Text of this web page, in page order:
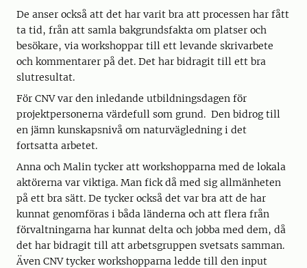
De anser också att det har varit bra att processen har fått
ta tid, från att samla bakgrundsfakta om platser och
besökare, via workshoppar till ett levande skrivarbete
och kommentarer på det. Det har bidragit till ett bra
slutresultat.
För CNV var den inledande utbildningsdagen för
projektpersonerna värdefull som grund. Den bidrog till
en jämn kunskapsnivå om naturvägledning i det
fortsatta arbetet.
Anna och Malin tycker att workshopparna med de lokala
aktörerna var viktiga. Man fick då med sig allmänheten
på ett bra sätt. De tycker också det var bra att de har
kunnat genomföras i båda länderna och att flera från
förvaltningarna har kunnat delta och jobba med dem, då
det har bidragit till att arbetsgruppen svetsats samman.
Även CNV tycker workshopparna ledde till den input